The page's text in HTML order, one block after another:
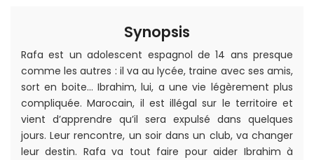
Synopsis
Rafa est un adolescent espagnol de 14 ans presque
comme les autres : il va au lycée, traine avec ses amis,
sort en boite… Ibrahim, lui, a une vie légèrement plus
compliquée. Marocain, il est illégal sur le territoire et
vient d’apprendre qu’il sera expulsé dans quelques
jours. Leur rencontre, un soir dans un club, va changer
leur destin. Rafa va tout faire pour aider Ibrahim à